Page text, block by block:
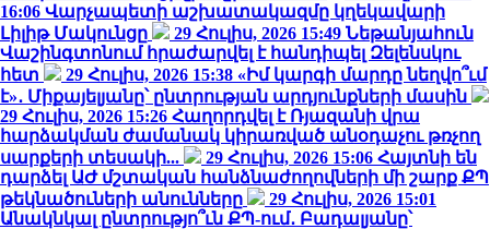
16:06 Վարչապետի աշխատակազմը կղեկավարի
Լիլիթ Մակունցը
29 Հուլիս, 2026 15:49 Նեթանյահուն
Վաշինգտոնում հրաժարվել է հանդիպել Զելենսկու
հետ
29 Հուլիս, 2026 15:38 «Իմ կարգի մարդը նեղվո՞ւմ
է»․ Միքայելյանը՝ ընտրության արդյունքների մասին
29 Հուլիս, 2026 15:26 Հաղորդվել է Ռյազանի վրա
հարձակման ժամանակ կիրառված անօդաչու թռչող
սարքերի տեսակի...
29 Հուլիս, 2026 15:06 Հայտնի են
դարձել ԱԺ մշտական հանձնաժողովների մի շարք ՔՊ
թեկնածուների անունները
29 Հուլիս, 2026 15:01
Անակնկալ ընտրությո՞ւն ՔՊ-ում․ Բադալյանը՝